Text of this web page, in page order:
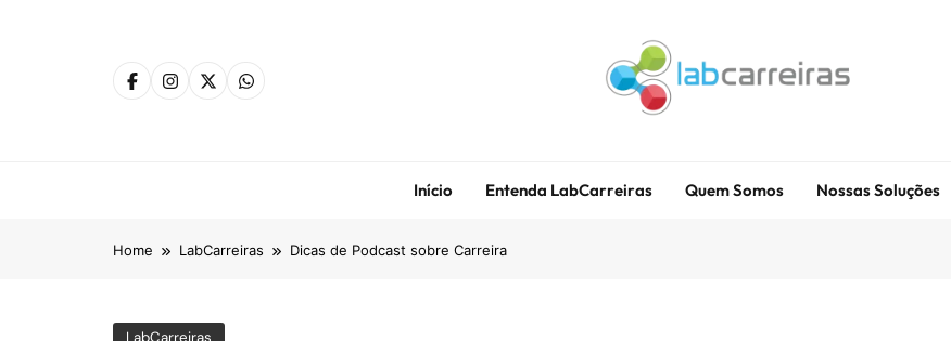
Início Entenda LabCarreiras Quem Somos Nossas Soluções
Home LabCarreiras Dicas de Podcast sobre Carreira